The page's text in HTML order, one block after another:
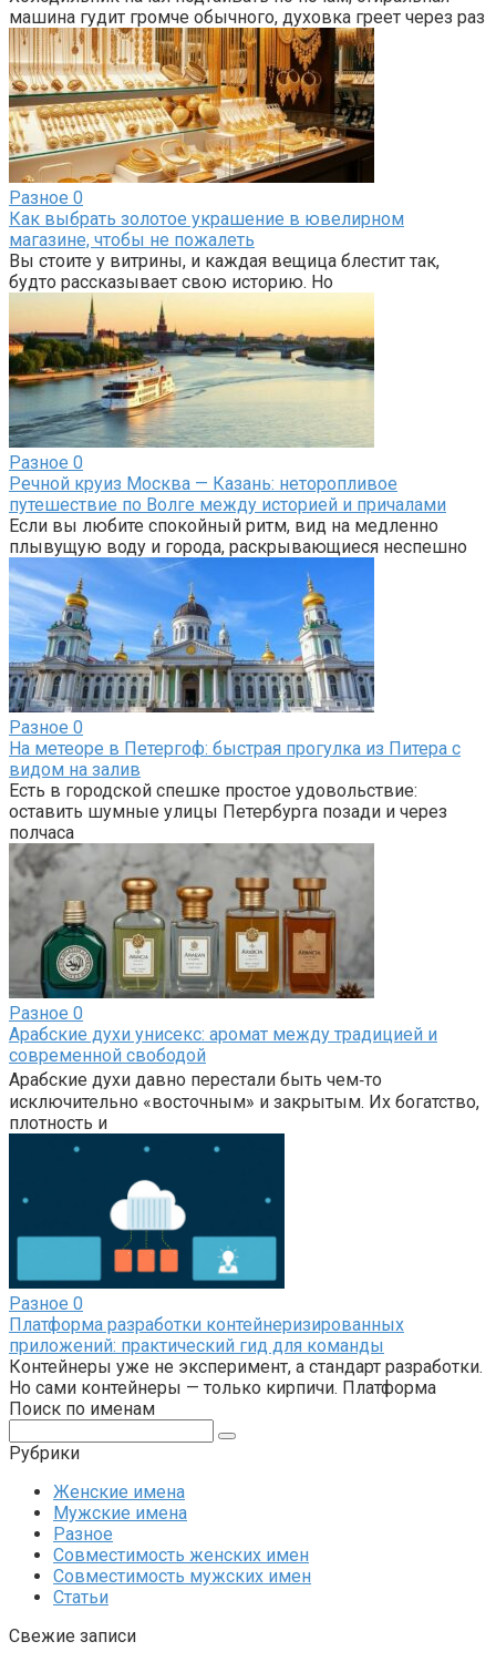
машина гудит громче обычного, духовка греет через раз
Разное 0
Как выбрать золотое украшение в ювелирном
магазине, чтобы не пожалеть
Вы стоите у витрины, и каждая вещица блестит так,
будто рассказывает свою историю. Но
Разное 0
Речной круиз Москва — Казань: неторопливое
путешествие по Волге между историей и причалами
Если вы любите спокойный ритм, вид на медленно
плывущую воду и города, раскрывающиеся неспешно
Разное 0
На метеоре в Петергоф: быстрая прогулка из Питера с
видом на залив
Есть в городской спешке простое удовольствие:
оставить шумные улицы Петербурга позади и через
полчаса
Разное 0
Арабские духи унисекс: аромат между традицией и
современной свободой
Арабские духи давно перестали быть чем‑то
исключительно «восточным» и закрытым. Их богатство,
плотность и
Разное 0
Платформа разработки контейнеризированных
приложений: практический гид для команды
Контейнеры уже не эксперимент, а стандарт разработки.
Но сами контейнеры — только кирпичи. Платформа
Поиск по именам
Рубрики
Женские имена
Мужские имена
Разное
Совместимость женских имен
Совместимость мужских имен
Статьи
Свежие записи